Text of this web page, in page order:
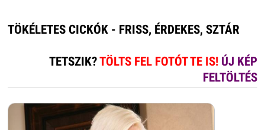
TÖKÉLETES CICKÓK - FRISS, ÉRDEKES, SZTÁR
TETSZIK?TÖLTS FEL FOTÓT TE IS! ÚJ KÉP
FELTÖLTÉS